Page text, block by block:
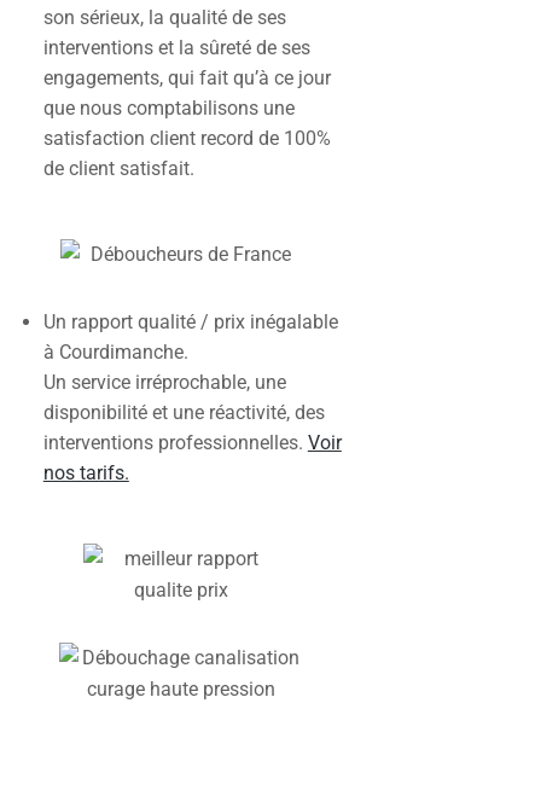
son sérieux, la qualité de ses
interventions et la sûreté de ses
engagements, qui fait qu’à ce jour
que nous comptabilisons une
satisfaction client record de 100%
de client satisfait.
Un rapport qualité / prix inégalable
à Courdimanche.
Un service irréprochable, une
disponibilité et une réactivité, des
interventions professionnelles. Voir
nos tarifs.